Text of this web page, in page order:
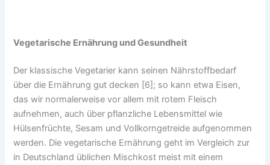
Vegetarische Ernährung und Gesundheit
Der klassische Vegetarier kann seinen Nährstoffbedarf
über die Ernährung gut decken [6]; so kann etwa Eisen,
das wir normalerweise vor allem mit rotem Fleisch
aufnehmen, auch über pflanzliche Lebensmittel wie
Hülsenfrüchte, Sesam und Vollkorngetreide aufgenommen
werden. Die vegetarische Ernährung geht im Vergleich zur
in Deutschland üblichen Mischkost meist mit einem